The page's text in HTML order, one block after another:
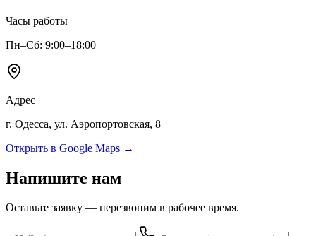
Часы работы
Пн–Сб: 9:00–18:00
Адрес
г. Одесса, ул. Аэропортовская, 8
Открыть в Google Maps →
Напишите нам
Оставьте заявку — перезвоним в рабочее время.